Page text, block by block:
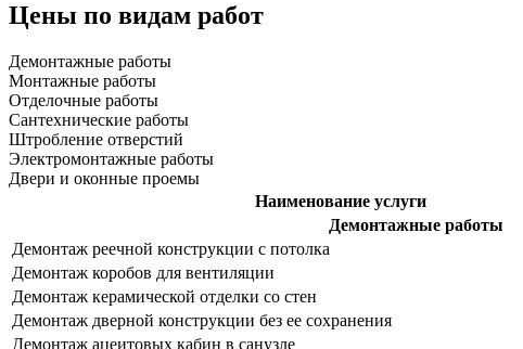
Цены по видам работ
Демонтажные работы
Монтажные работы
Отделочные работы
Сантехнические работы
Штробление отверстий
Электромонтажные работы
Двери и оконные проемы
Наименование услуги
Демонтажные работы
Демонтаж реечной конструкции с потолка
Демонтаж коробов для вентиляции
Демонтаж керамической отделки со стен
Демонтаж дверной конструкции без ее сохранения
Демонтаж ацеитовых кабин в санузле